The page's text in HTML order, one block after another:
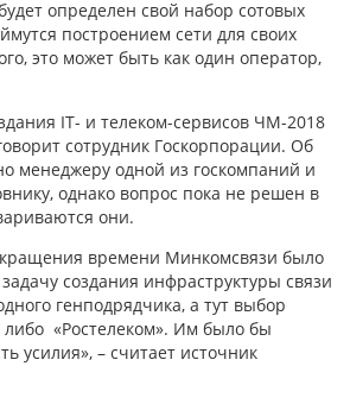
определен свой набор сотовых
построением сети для своих
это может быть как один оператор,
IT- и телеком-сервисов ЧМ-2018
сотрудник Госкорпорации. Об
менеджеру одной из госкомпаний и
однако вопрос пока не решен в
они.
времени Минкомсвязи было
создания инфраструктуры связи
генподрядчика, а тут выбор
либо «Ростелеком». Им было бы
усилия», – считает источник